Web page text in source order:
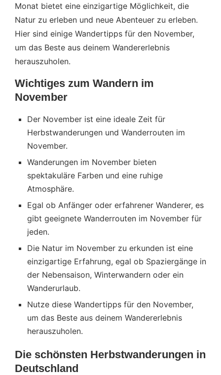
Monat bietet eine einzigartige Möglichkeit, die
Natur zu erleben und neue Abenteuer zu erleben.
Hier sind einige Wandertipps für den November,
um das Beste aus deinem Wandererlebnis
herauszuholen.
Wichtiges zum Wandern im
November
Der November ist eine ideale Zeit für
Herbstwanderungen und Wanderrouten im
November.
Wanderungen im November bieten
spektakuläre Farben und eine ruhige
Atmosphäre.
Egal ob Anfänger oder erfahrener Wanderer, es
gibt geeignete Wanderrouten im November für
jeden.
Die Natur im November zu erkunden ist eine
einzigartige Erfahrung, egal ob Spaziergänge in
der Nebensaison, Winterwandern oder ein
Wanderurlaub.
Nutze diese Wandertipps für den November,
um das Beste aus deinem Wandererlebnis
herauszuholen.
Die schönsten Herbstwanderungen in
Deutschland